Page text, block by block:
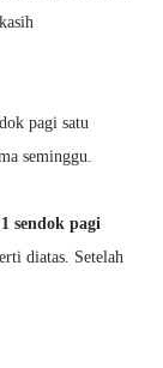
pagi satu
seminggu.
sendok pagi
diatas. Setelah